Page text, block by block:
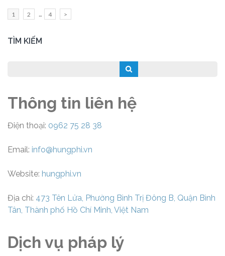
Phân
bài
Trang
1 Trang
2 … Trang
4 >
TÌM KIẾM
Thông tin liên hệ
Điện thoại: 0962 75 28 38
Email: info@hungphi.vn
Website: hungphi.vn
Địa chỉ: 473 Tên Lửa, Phường Bình Trị Đông B, Quận Bình
Tân, Thành phố Hồ Chí Minh, Việt Nam
Dịch vụ pháp lý